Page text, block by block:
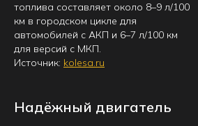
топлива составляет около 8–9 л/100
км в городском цикле для
автомобилей с АКП и 6–7 л/100 км
для версий с МКП.
Источник: kolesa.ru
Надёжный двигатель